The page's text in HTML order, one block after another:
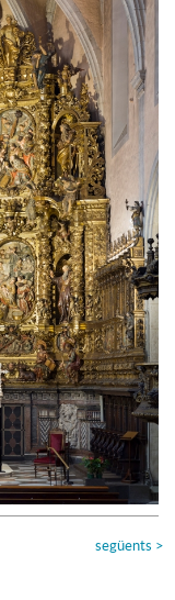
següents >